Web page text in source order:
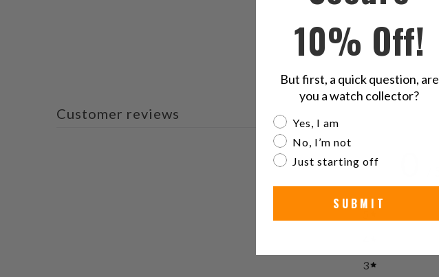
Customer reviews
3
10% Off!
But first, a quick question, are
you a watch collector?
Are you a watch collector?
Yes, I am
No, I’m not
Just starting off
SUBMIT